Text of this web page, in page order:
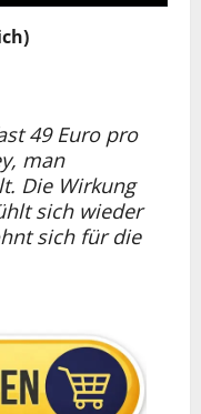
49 Euro pro
man
Die Wirkung
sich wieder
sich für die